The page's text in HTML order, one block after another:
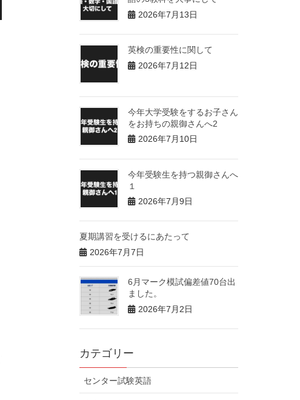
2026年7月13日
英検の重要性に関して
2026年7月12日
今年大学受験をするお子さん
をお持ちの親御さんへ2
2026年7月10日
今年受験生を持つ親御さんへ
１
2026年7月9日
夏期講習を受けるにあたって
2026年7月7日
6月マーク模試偏差値70台出
ました。
2026年7月2日
カテゴリー
センター試験英語